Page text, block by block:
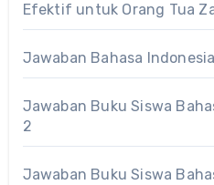
Efektif untuk Orang Tua
Jawaban Bahasa
Jawaban Buku Siswa
2
Jawaban Buku Siswa